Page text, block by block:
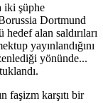
iki şüphe
Dortmund
hedef alan saldırıları
yayınlandığını
yönünde...
faşizm karşıtı bir